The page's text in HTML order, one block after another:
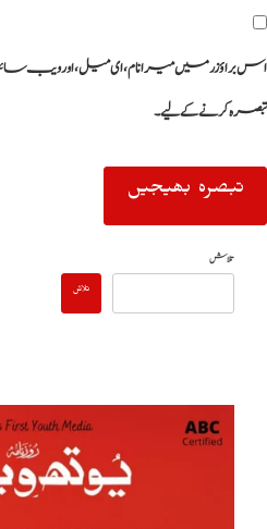
اس براؤزر میں میرا نام، ای میل، اور ویب
تبصرہ کرنے کےلیے۔
تلاش
تلاش